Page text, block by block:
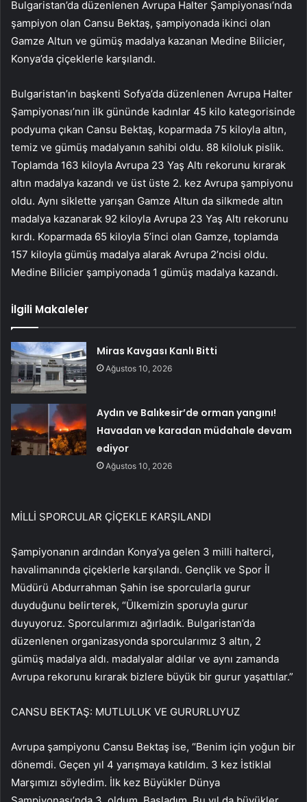
Bulgaristan’da düzenlenen Avrupa Halter Şampiyonası’nda
şampiyon olan Cansu Bektaş, şampiyonada ikinci olan
Gamze Altun ve gümüş madalya kazanan Medine Bilicier,
Konya’da çiçeklerle karşılandı.
Bulgaristan’ın başkenti Sofya’da düzenlenen Avrupa Halter
Şampiyonası’nın ilk gününde kadınlar 45 kilo kategorisinde
podyuma çıkan Cansu Bektaş, koparmada 75 kiloyla altın,
temiz ve gümüş madalyanın sahibi oldu. 88 kiloluk pislik.
Toplamda 163 kiloyla Avrupa 23 Yaş Altı rekorunu kırarak
altın madalya kazandı ve üst üste 2. kez Avrupa şampiyonu
oldu. Aynı siklette yarışan Gamze Altun da silkmede altın
madalya kazanarak 92 kiloyla Avrupa 23 Yaş Altı rekorunu
kırdı. Koparmada 65 kiloyla 5’inci olan Gamze, toplamda
157 kiloyla gümüş madalya alarak Avrupa 2’ncisi oldu.
Medine Bilicier şampiyonada 1 gümüş madalya kazandı.
İlgili Makaleler
Miras Kavgası Kanlı Bitti
Ağustos 10, 2026
Aydın ve Balıkesir’de orman yangını!
Havadan ve karadan müdahale devam
ediyor
Ağustos 10, 2026
MİLLİ SPORCULAR ÇİÇEKLE KARŞILANDI
Şampiyonanın ardından Konya’ya gelen 3 milli halterci,
havalimanında çiçeklerle karşılandı. Gençlik ve Spor İl
Müdürü Abdurrahman Şahin ise sporcularla gurur
duyduğunu belirterek, “Ülkemizin sporuyla gurur
duyuyoruz. Sporcularımızı ağırladık. Bulgaristan’da
düzenlenen organizasyonda sporcularımız 3 altın, 2
gümüş madalya aldı. madalyalar aldılar ve aynı zamanda
Avrupa rekorunu kırarak bizlere büyük bir gurur yaşattılar.”
CANSU BEKTAŞ: MUTLULUK VE GURURLUYUZ
Avrupa şampiyonu Cansu Bektaş ise, “Benim için yoğun bir
dönemdi. Geçen yıl 4 yarışmaya katıldım. 3 kez İstiklal
Marşımızı söyledim. İlk kez Büyükler Dünya